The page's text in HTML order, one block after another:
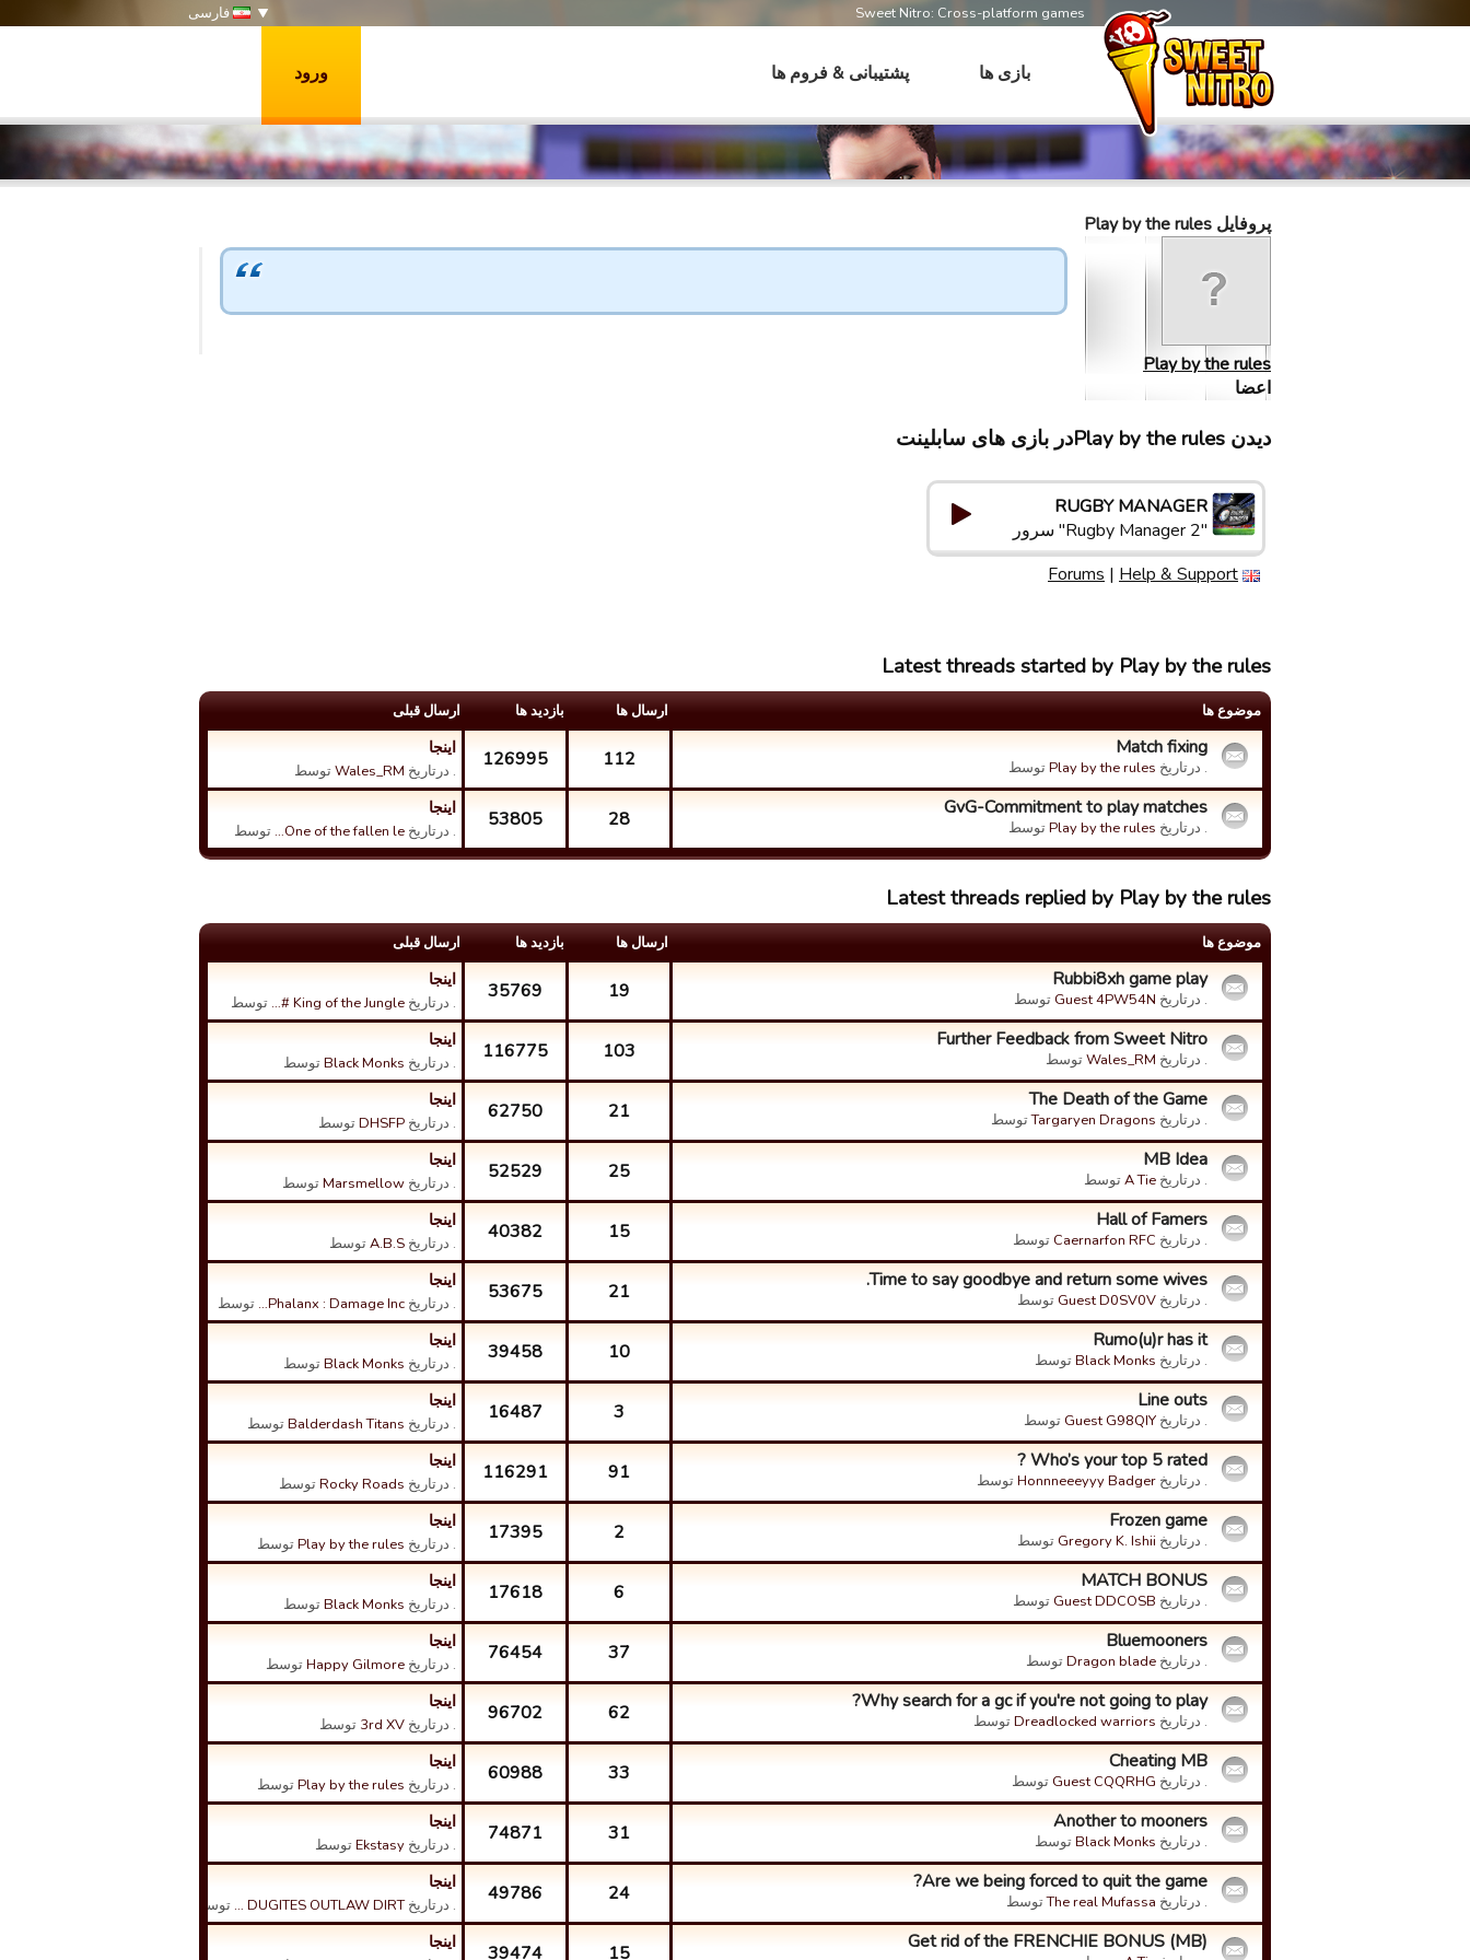
Sweet Nitro: Cross-platform games فارسی
بازی ها پشتیبانی & فروم ها ورود
پروفایل Play by the rules
Play by the rules
اعضا
دیدن Play by the rulesدر بازی های سابلینت
RUGBY MANAGER
"Rugby Manager 2" سرور
Forums | Help & Support
Latest threads started by Play by the rules
موضوع ها ارسال ها بازدید ها ارسال قبلی
Match fixing
. درتاریخ Play by the rulesتوسط 112
126995 اینجا
. درتاریخ Wales_RMتوسط
GvG-Commitment to play matches
. درتاریخ Play by the rulesتوسط 28
53805 اینجا
. درتاریخ One of the fallen le… توسط
Latest threads replied by Play by the rules
موضوع ها ارسال ها بازدید ها ارسال قبلی
Rubbi8xh game play
. درتاریخ Guest 4PW54N توسط 19
35769 اینجا
. درتاریخ King of the Jungle #… توسط
Further Feedback from Sweet Nitro
. درتاریخ Wales_RMتوسط 103
116775 اینجا
. درتاریخ Black Monksتوسط
The Death of the Game
. درتاریخ Targaryen Dragonsتوسط 21
62750 اینجا
. درتاریخ DHSFPتوسط
MB Idea
. درتاریخ A Tieتوسط 25
52529 اینجا
. درتاریخ Marsmellowتوسط
Hall of Famers
. درتاریخ Caernarfon RFC توسط 15
40382 اینجا
. درتاریخ A.B.Sتوسط
Time to say goodbye and return some wives.
. درتاریخ Guest D0SV0V توسط 21
53675 اینجا
. درتاریخ Phalanx : Damage Inc… توسط
Rumo(u)r has it
. درتاریخ Black Monksتوسط 10
39458 اینجا
. درتاریخ Black Monksتوسط
Line outs
. درتاریخ Guest G98QIY توسط 3
16487 اینجا
. درتاریخ Balderdash Titansتوسط
Who’s your top 5 rated ?
. درتاریخ Honnneeeyyy Badgerتوسط 91
116291 اینجا
. درتاریخ Rocky Roadsتوسط
Frozen game
. درتاریخ Gregory K. Ishii توسط 2
17395 اینجا
. درتاریخ Play by the rulesتوسط
MATCH BONUS
. درتاریخ Guest DDCOSB توسط 6
17618 اینجا
. درتاریخ Black Monksتوسط
Bluemooners
. درتاریخ Dragon bladeتوسط 37
76454 اینجا
. درتاریخ Happy Gilmoreتوسط
Why search for a gc if you're not going to play?
. درتاریخ Dreadlocked warriorsتوسط 62
96702 اینجا
. درتاریخ 3rd XV توسط
Cheating MB
. درتاریخ Guest CQQRHG توسط 33
60988 اینجا
. درتاریخ Play by the rulesتوسط
Another to mooners
. درتاریخ Black Monksتوسط 31
74871 اینجا
. درتاریخ Ekstasyتوسط
Are we being forced to quit the game?
. درتاریخ The real Mufassaتوسط 24
49786 اینجا
. درتاریخDUGITES OUTLAW DIRT … توسط
Get rid of the FRENCHIE BONUS (MB)
15
39474 اینجا